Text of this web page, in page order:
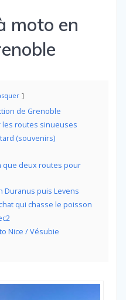
moto en
de Grenoble
les routes sinueuses
(souvenirs)
que deux routes pour
Duranus puis Levens
qui chasse le poisson
Nice / Vésubie